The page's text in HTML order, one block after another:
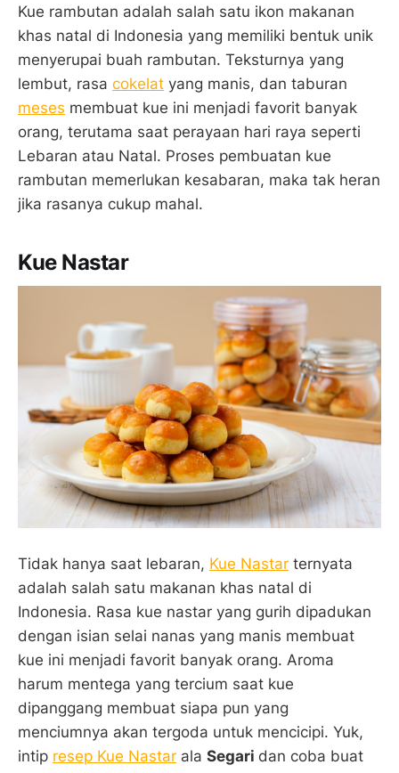
Kue rambutan adalah salah satu ikon makanan
khas natal di Indonesia yang memiliki bentuk unik
menyerupai buah rambutan. Teksturnya yang
lembut, rasa cokelat yang manis, dan taburan
meses membuat kue ini menjadi favorit banyak
orang, terutama saat perayaan hari raya seperti
Lebaran atau Natal. Proses pembuatan kue
rambutan memerlukan kesabaran, maka tak heran
jika rasanya cukup mahal.
Kue Nastar
Tidak hanya saat lebaran, Kue Nastar ternyata
adalah salah satu makanan khas natal di
Indonesia. Rasa kue nastar yang gurih dipadukan
dengan isian selai nanas yang manis membuat
kue ini menjadi favorit banyak orang. Aroma
harum mentega yang tercium saat kue
dipanggang membuat siapa pun yang
menciumnya akan tergoda untuk mencicipi. Yuk,
intip resep Kue Nastar ala Segari dan coba buat